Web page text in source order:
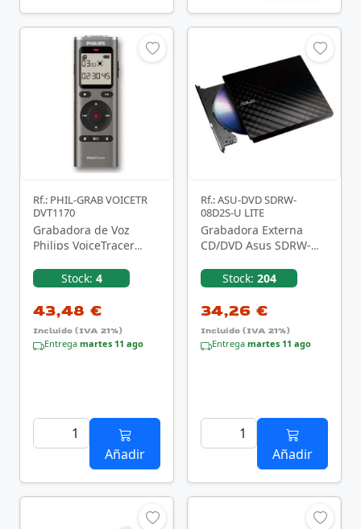
Rf.: PHIL-GRAB VOICETR
DVT1170
Grabadora de Voz
Philips VoiceTracer
Stock: 4
43,48 €
Incluido (IVA 21%)
Entrega martes 11 ago
Añadir
Rf.: ASU-DVD SDRW-
08D2S-U LITE
Grabadora Externa
CD/DVD Asus SDRW-
Stock: 204
34,26 €
Incluido (IVA 21%)
Entrega martes 11 ago
Añadir